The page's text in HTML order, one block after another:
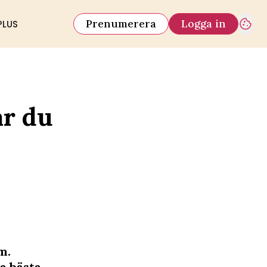
Prenumerera Logga in
du